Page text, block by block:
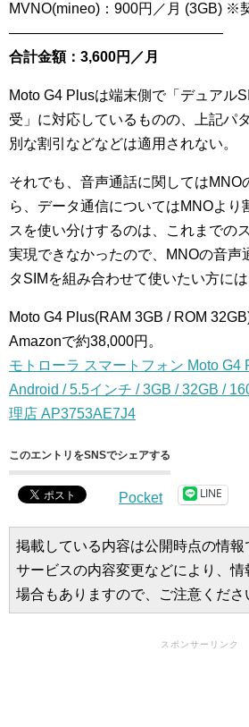
MVNO(mineo)：900円／月 (3GB) ※
———————————————
合計金額：3,600円／月
Moto G4 Plusは端末側で「デュアル
受」に対応しているものの、上記パ
別な割引などなどは適用されない。
それでも、音声通話に関してはMNO
ら、データ通信についてはMNOより
スを使い分けするのは、これまでの
実現できなかったので、MNOの音声
タSIMを組み合わせて使いたい方には
Moto G4 Plus(RAM 3GB / ROM
Amazonで約38,000円。
モトローラ スマートフォン Moto G4
Android / 5.5インチ / 3GB / 32GB /
理店 AP3753AE7J4
このエントリをSNSでシェアする
Pocket LINE
掲載している内容は公開時点の情報
サービスの内容変更などにより、
場合もありますので、ご注意くださ
スポンサーリンク